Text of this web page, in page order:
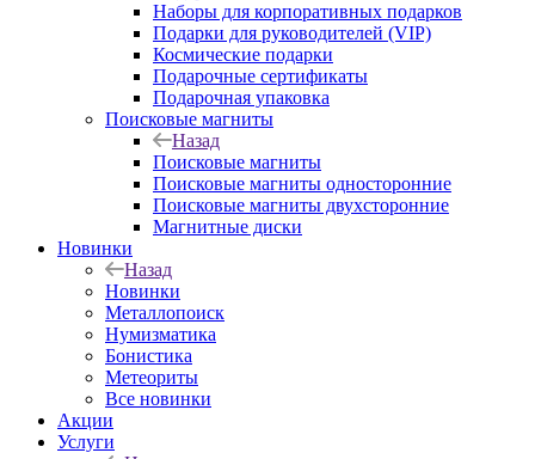
Наборы для корпоративных подарков
Подарки для руководителей (VIP)
Космические подарки
Подарочные сертификаты
Подарочная упаковка
Поисковые магниты
Назад
Поисковые магниты
Поисковые магниты односторонние
Поисковые магниты двухсторонние
Магнитные диски
Новинки
Назад
Новинки
Металлопоиск
Нумизматика
Бонистика
Метеориты
Все новинки
Акции
Услуги